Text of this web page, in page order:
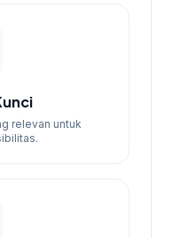
relevan untuk